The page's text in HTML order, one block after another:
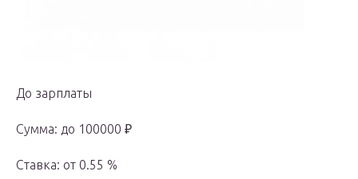
До зарплаты
Сумма: до 100000 ₽
Ставка: от 0.55 %